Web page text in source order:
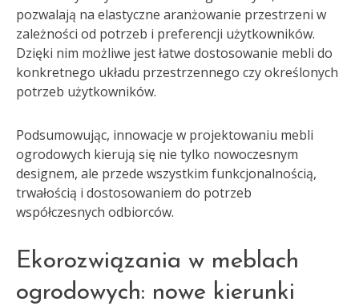
pozwalają na elastyczne aranżowanie przestrzeni w
zależności od potrzeb i preferencji użytkowników.
Dzięki nim możliwe jest łatwe dostosowanie mebli do
konkretnego układu przestrzennego czy określonych
potrzeb użytkowników.
Podsumowując, innowacje w projektowaniu mebli
ogrodowych kierują się nie tylko nowoczesnym
designem, ale przede wszystkim funkcjonalnością,
trwałością i dostosowaniem do potrzeb
współczesnych odbiorców.
Ekorozwiązania w meblach
ogrodowych: nowe kierunki